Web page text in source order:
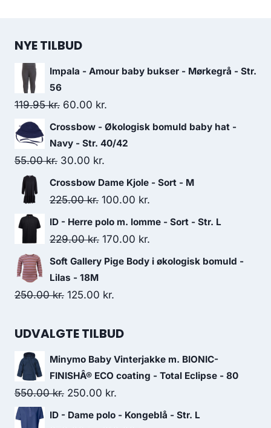
NYE TILBUD
Impala - Amour baby bukser - Mørkegrå - Str.
56
119.95kr. Original
price
was:
119.95 kr..
60.00 kr.
price
is:
Crossbow - Økologisk bomuld baby hat -
Navy - Str. 40/42
55.00kr. Original
price
was:
30.00 kr.
price
is:
Crossbow Dame Kjole - Sort - M
225.00kr. Original
price
was:
100.00 kr.
price
ID - Herre polo m. lomme - Sort - Str. L
229.00kr. Original
price
229.00 kr..
170.00 kr.
price
Soft Gallery Pige Body i økologisk bomuld -
Lilas - 18M
250.00kr. Original
was:
125.00 kr.
is:
UDVALGTE TILBUD
Minymo Baby Vinterjakke m. BIONIC-
FINISHÂ® ECO coating - Total Eclipse - 80
550.00kr. Original
price
250.00 kr.
price
ID - Dame polo - Kongeblå - Str. L